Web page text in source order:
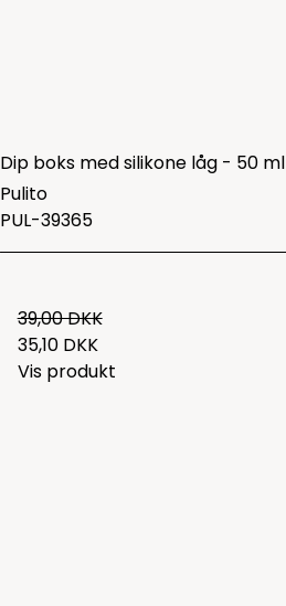
Dip boks med silikone låg - 50 ml
Pulito
PUL-39365
39,00 DKK
35,10 DKK
Vis produkt